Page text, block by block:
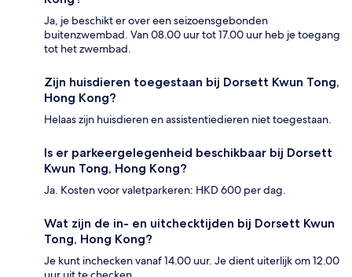
Ja, je beschikt er over een seizoensgebonden
buitenzwembad. Van 08.00 uur tot 17.00 uur heb je toegang
tot het zwembad.
Zijn huisdieren toegestaan bij Dorsett Kwun Tong,
Hong Kong?
Helaas zijn huisdieren en assistentiedieren niet toegestaan.
Is er parkeergelegenheid beschikbaar bij Dorsett
Kwun Tong, Hong Kong?
Ja. Kosten voor valetparkeren: HKD 600 per dag.
Wat zijn de in- en uitchecktijden bij Dorsett Kwun
Tong, Hong Kong?
Je kunt inchecken vanaf 14.00 uur. Je dient uiterlijk om 12.00